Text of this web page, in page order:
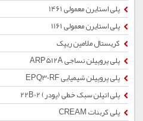
پلی استایرن معمولی 1461
پلی استایرن معمولی 1161
کریستال ملامین ریپک
پلی پروپیلن نساجی ARP512A
پلی پروپیلن شیمیایی EPQ30RF
پلی اتیلن سبک خطی (پودر) 22B02
پلی کربنات CREAM